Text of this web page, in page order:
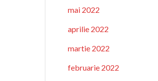
mai 2022
aprilie 2022
martie 2022
februarie 2022